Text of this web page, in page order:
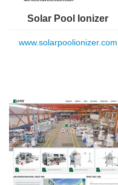
Solar Pool Ionizer
www.solarpoolionizer.com